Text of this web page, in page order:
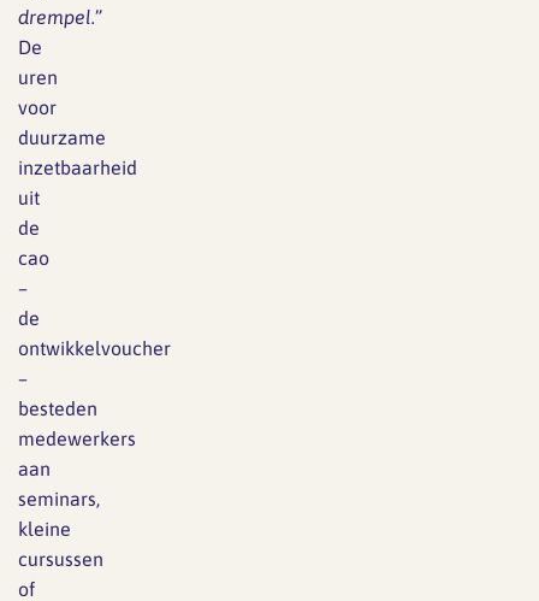
drempel.”
De
uren
voor
duurzame
inzetbaarheid
uit
de
cao
–
de
ontwikkelvoucher
–
besteden
medewerkers
aan
seminars,
kleine
cursussen
of